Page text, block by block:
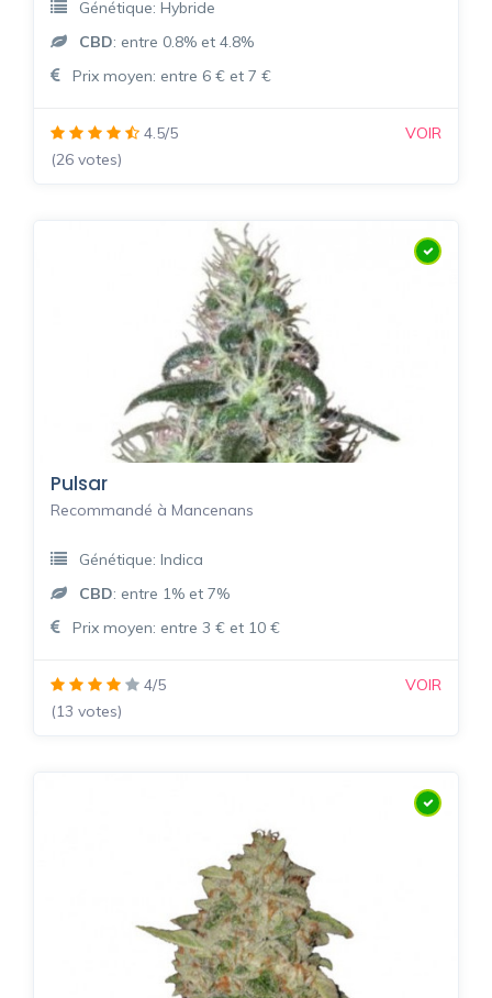
Génétique: Hybride
CBD: entre 0.8% et 4.8%
Prix moyen: entre 6 € et 7 €
4.5/5
(26 votes)
VOIR
Pulsar
Recommandé à Mancenans
Génétique: Indica
CBD: entre 1% et 7%
Prix moyen: entre 3 € et 10 €
4/5
(13 votes)
VOIR